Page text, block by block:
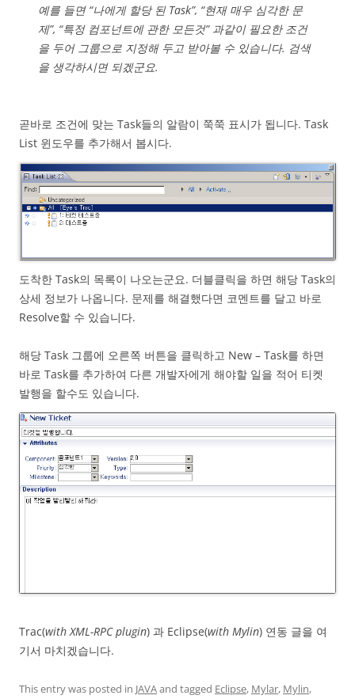
예를 들면 “나에게 할당 된 Task”, “현재 매우 심각한 문
제”, “특정 컴포넌트에 관한 모든것” 과같이 필요한 조건
을 두어 그룹으로 지정해 두고 받아볼 수 있습니다. 검색
을 생각하시면 되겠군요.
곧바로 조건에 맞는 Task들의 알람이 쭉쭉 표시가 됩니다. Task
List 윈도우를 추가해서 봅시다.
도착한 Task의 목록이 나오는군요. 더블클릭을 하면 해당 Task의
상세 정보가 나옵니다. 문제를 해결했다면 코멘트를 달고 바로
Resolve할 수 있습니다.
해당 Task 그룹에 오른쪽 버튼을 클릭하고 New – Task를 하면
바로 Task를 추가하여 다른 개발자에게 해야할 일을 적어 티켓
발행을 할수도 있습니다.
Trac(with XML-RPC plugin) 과 Eclipse(with Mylin) 연동 글을 여
기서 마치겠습니다.
This entry was posted in JAVAand tagged Eclipse, Mylar, Mylin,